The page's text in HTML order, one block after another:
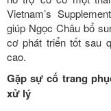
Vietnam’s
giúp Ngọc Châu bổ
cơ phát triển tốt sau
cao.
Gặp sự cố trang
xử lý